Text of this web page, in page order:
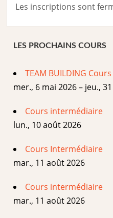
Les inscriptions sont
LES PROCHAINS COURS
TEAM BUILDING
mer., 6 mai 2026 – jeu.,
Cours intermédiaire
lun., 10 août 2026
Cours Intermédiaire
mar., 11 août 2026
Cours intermédiaire
mar., 11 août 2026